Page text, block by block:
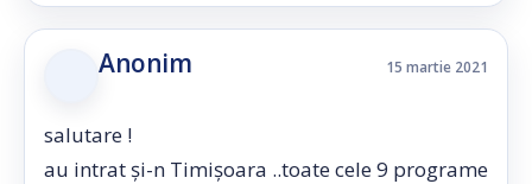
Anonim 15 martie 2021
salutare !
au intrat și-n Timișoara ..toate cele 9 programe